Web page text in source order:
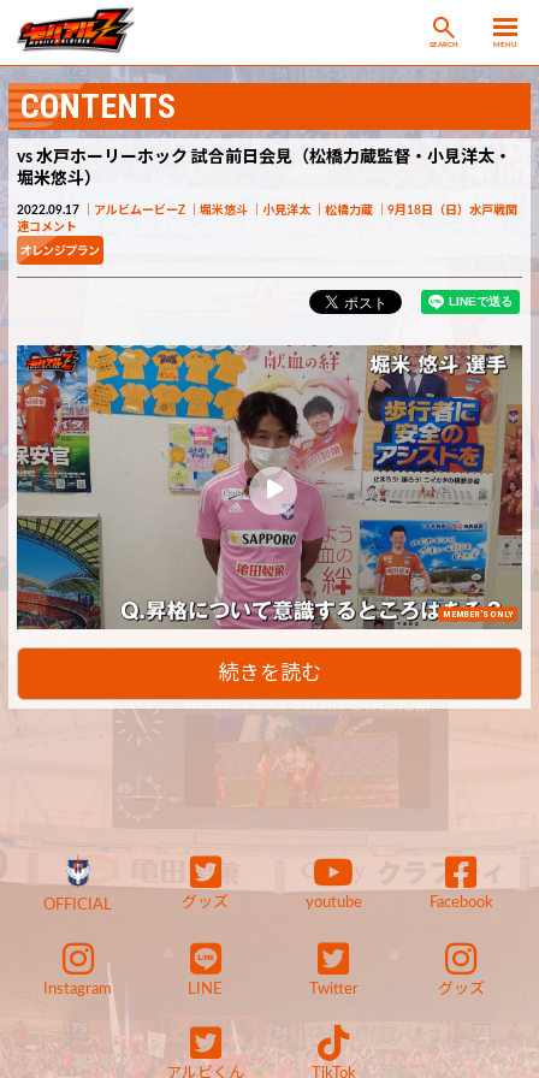
SEARCH MENU
CONTENTS
vs 水戸ホーリーホック 試合前日会見（松橋力蔵監督・小見洋太・
堀米悠斗）
2022.09.17 アルビムービーZ 堀米悠斗 小見洋太 松橋力蔵
9月18日（日）水戸戦関
連コメント
MEMBER'S ONLY
続きを読む
OFFICIAL グッズ youtube Facebook
Instagram LINE Twitter グッズ
アルビくん TikTok